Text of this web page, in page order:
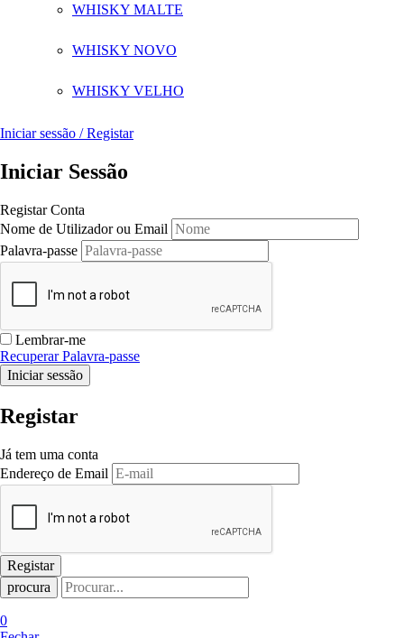
WHISKY MALTE
WHISKY NOVO
WHISKY VELHO
Iniciar sessão / Registar
Iniciar Sessão
Registar Conta
Nome de Utilizador ou Email
Palavra-passe
Lembrar-me
Recuperar Palavra-passe
Registar
Já tem uma conta
Endereço de Email
procura
0